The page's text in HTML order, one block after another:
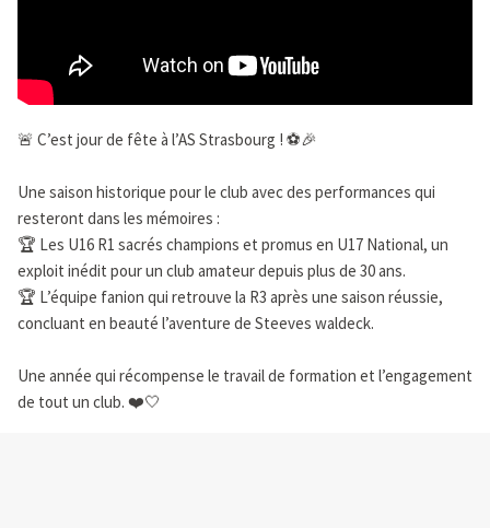
🚨 C’est jour de fête à l’AS Strasbourg ! ⚽🎉
Une saison historique pour le club avec des performances qui
resteront dans les mémoires :
🏆 Les U16 R1 sacrés champions et promus en U17 National, un
exploit inédit pour un club amateur depuis plus de 30 ans.
🏆 L’équipe fanion qui retrouve la R3 après une saison réussie,
concluant en beauté l’aventure de Steeves waldeck.
Une année qui récompense le travail de formation et l’engagement
de tout un club. ❤️🤍